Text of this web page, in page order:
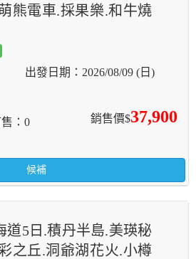
熊電車.採果樂.和牛燒
2026/08/09 (日)
銷售價$37,900
0
候補
道5日.積丹半島.美瑛秘
之丘.洞爺湖花火.小樽